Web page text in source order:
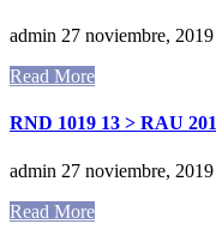
admin 27 noviembre, 2019
Read More
RND 1019 13 > RAU
admin 27 noviembre, 2019
Read More